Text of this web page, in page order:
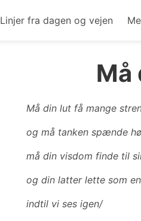
Linjer fra dagen og vejen
Må
Må din lut få mange
og må tanken spænde
må din visdom finde til
og din latter lette som
indtil vi ses igen/